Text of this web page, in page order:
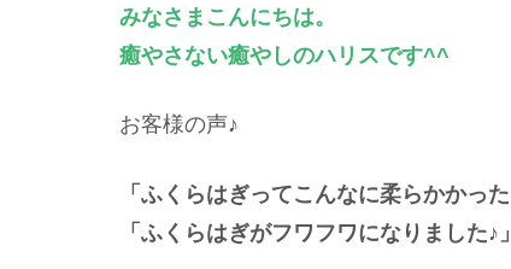
みなさまこんにちは。
癒やさない癒やしのハリスです^^
お客様の声♪
「ふくらはぎってこんなに柔らかかっ
「ふくらはぎがフワフワになりました♪」